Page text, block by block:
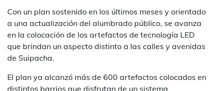
Con un plan sostenido en los últimos meses y orientado
a una actualización del alumbrado público, se avanza
en la colocación de los artefactos de tecnología LED
que brindan un aspecto distinto a las calles y avenidas
de Suipacha.
El plan ya alcanzó más de 600 artefactos colocados en
distintos barrios que disfrutan de un sistema